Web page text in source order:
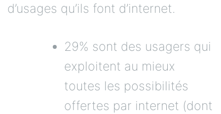
d’usages qu’ils font d’internet.
29% sont des usagers qui
exploitent au mieux
toutes les possibilités
offertes par internet (dont